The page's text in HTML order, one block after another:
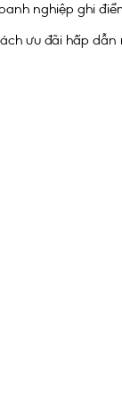
nghiệp ghi
ưu đãi hấp dẫn